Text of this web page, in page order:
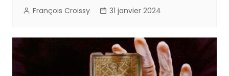
François Croissy 31 janvier 2024